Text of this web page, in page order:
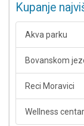
Kupanje
Akva parku
Bovanskom
Reci Moravici
Wellness